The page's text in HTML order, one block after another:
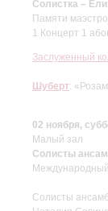
Солистка –
Памяти
1 Концерт 1
Заслуженный
Шуберт:
02 ноября,
Малый зал
Солисты
Международный
Солисты